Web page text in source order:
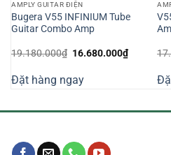
AMPLY GUITAR ĐIỆN
Bugera V55 INFINIUM Tube
Guitar Combo Amp
19.180.000₫ Giá
19.180.000₫.
16.680.000₫Giá
hiện
Đặt hàng ngay